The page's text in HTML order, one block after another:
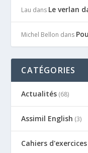
Lau dans Le verlan
Michel Bellon dans
CATÉGORIES
Actualités (68)
Assimil English (3)
Cahiers d'exercices